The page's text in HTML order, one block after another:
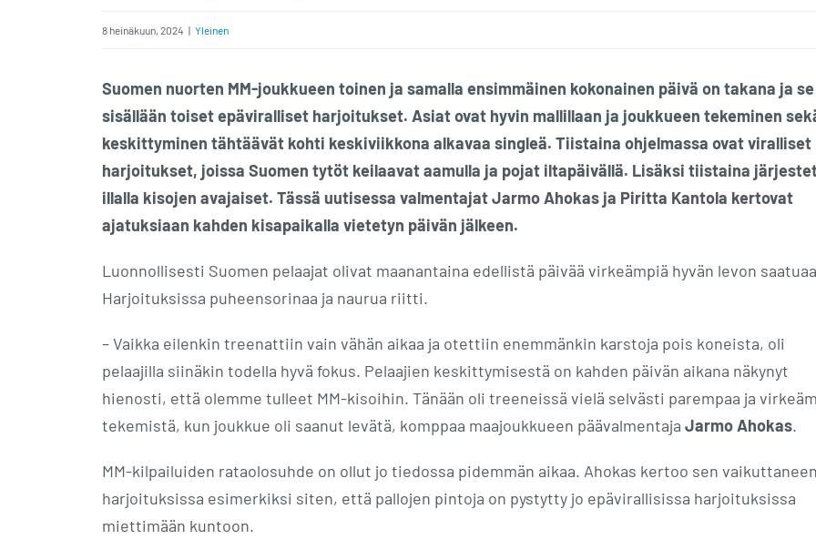
8 heinäkuun, 2024 | Yleinen
Suomen nuorten MM-joukkueen toinen ja samalla ensimmäinen kokonainen päivä on takana ja
sisällään toiset epäviralliset harjoitukset. Asiat ovat hyvin mallillaan ja joukkueen tekeminen
keskittyminen tähtäävät kohti keskiviikkona alkavaa singleä. Tiistaina ohjelmassa ovat viralliset
harjoitukset, joissa Suomen tytöt keilaavat aamulla ja pojat iltapäivällä. Lisäksi tiistaina
illalla kisojen avajaiset. Tässä uutisessa valmentajat Jarmo Ahokas ja Piritta Kantola kertovat
ajatuksiaan kahden kisapaikalla vietetyn päivän jälkeen.
Luonnollisesti Suomen pelaajat olivat maanantaina edellistä päivää virkeämpiä hyvän levon
Harjoituksissa puheensorinaa ja naurua riitti.
– Vaikka eilenkin treenattiin vain vähän aikaa ja otettiin enemmänkin karstoja pois koneista, oli
pelaajilla siinäkin todella hyvä fokus. Pelaajien keskittymisestä on kahden päivän aikana näkynyt
hienosti, että olemme tulleet MM-kisoihin. Tänään oli treeneissä vielä selvästi parempaa ja
tekemistä, kun joukkue oli saanut levätä, komppaa maajoukkueen päävalmentaja Jarmo Ahokas.
MM-kilpailuiden rataolosuhde on ollut jo tiedossa pidemmän aikaa. Ahokas kertoo sen
harjoituksissa esimerkiksi siten, että pallojen pintoja on pystytty jo epävirallisissa harjoituksissa
miettimään kuntoon.